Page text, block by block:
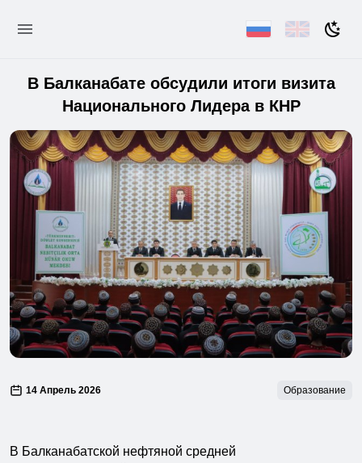
В Балканабате обсудили итоги визита
Национального Лидера в КНР
14 Апрель 2026 Образование
В Балканабатской нефтяной средней